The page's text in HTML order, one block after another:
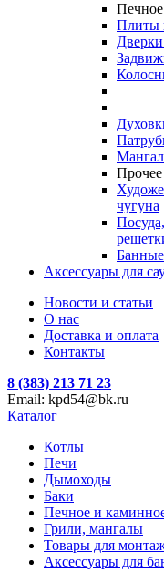
Плиты
Прочее
чугуна
Посуда,
Аксессуары для
Новости и статьи
О нас
Доставка и оплата
Контакты
8 (383) 213 71 23
Email: kpd54@bk.ru
Каталог
Котлы
Печи
Дымоходы
Баки
Печное и
Грили, мангалы
Товары для
Аксессуары для